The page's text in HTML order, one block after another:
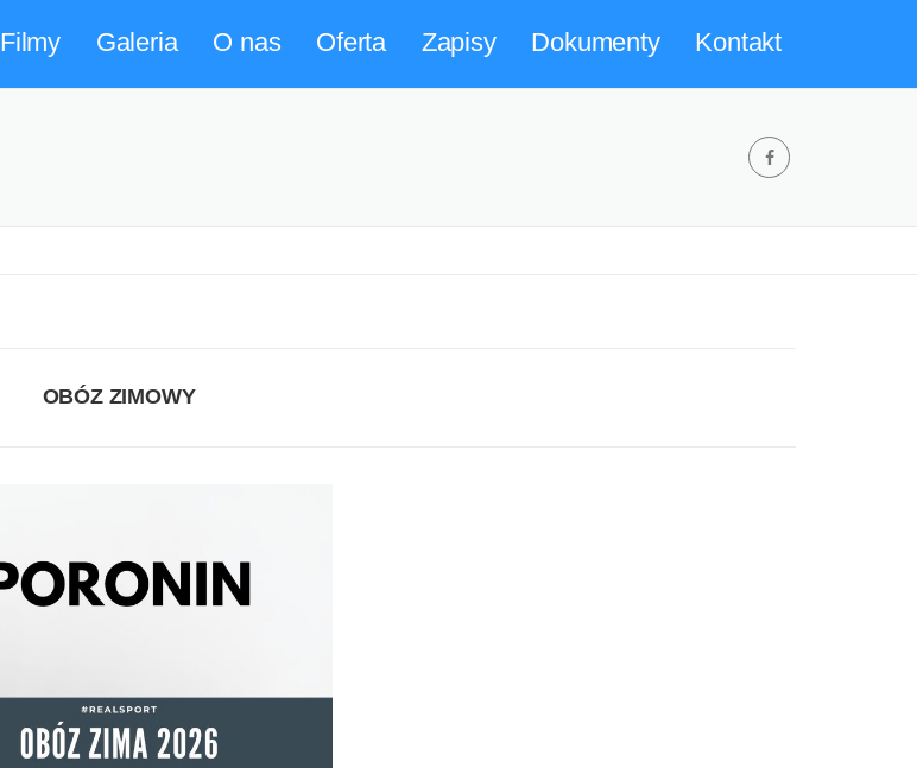
Filmy Galeria O nas Oferta Zapisy Dokumenty Kontakt
OBÓZ ZIMOWY